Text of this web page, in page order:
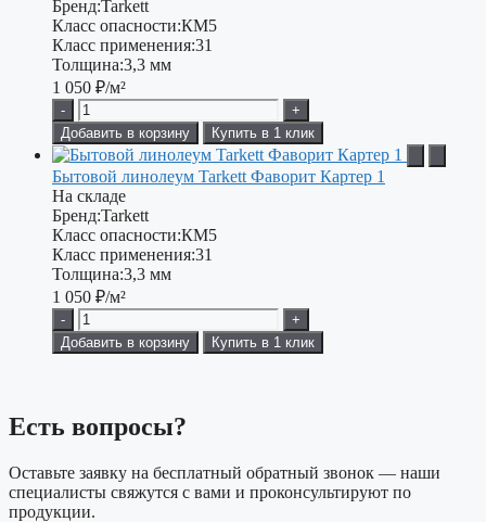
Бренд:Tarkett
Класс опасности:КМ5
Класс применения:31
Толщина:3,3 мм
1 050 ₽/м²
-
+
Добавить в корзину
Купить в 1 клик
Бытовой линолеум Tarkett Фаворит Картер 1
На складе
Бренд:Tarkett
Класс опасности:КМ5
Класс применения:31
Толщина:3,3 мм
1 050 ₽/м²
-
+
Добавить в корзину
Купить в 1 клик
Есть вопросы?
Оставьте заявку на бесплатный обратный звонок — наши
специалисты свяжутся с вами и проконсультируют по
продукции.